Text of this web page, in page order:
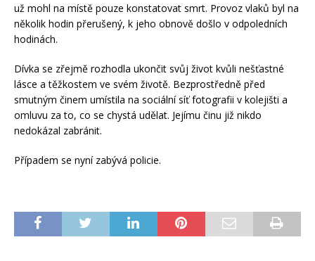
už mohl na místě pouze konstatovat smrt. Provoz vlaků byl na
několik hodin přerušený, k jeho obnově došlo v odpoledních
hodinách.
Dívka se zřejmě rozhodla ukončit svůj život kvůli nešťastné
lásce a těžkostem ve svém životě. Bezprostředně před
smutným činem umístila na sociální síť fotografii v kolejišti a
omluvu za to, co se chystá udělat. Jejímu činu již nikdo
nedokázal zabránit.
Případem se nyní zabývá policie.